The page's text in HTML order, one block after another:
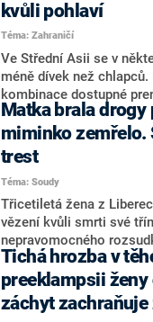
nevolnostech je vyšší
dívku.
kvůli pohlaví
Téma: Zahraničí
Ve Střední Asii se v
méně dívek než
kombinace dostupné
představ a
syny před dcerami.
svědectví rodin narušuje
pohlavími, píše web RFE/
Matka brala
miminko
trest
Téma: Soudy
Třicetiletá žena z
vězení kvůli smrti své
nepravomocného
drogy a přitom své dítě
následkem intoxikace
Tichá hrozba v
preeklampsii
záchyt